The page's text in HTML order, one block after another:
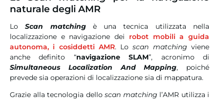
naturale degli AMR
LoScan matchingè una tecnica utilizzata nella
localizzazione e navigazione dei robot mobili a guida
autonoma, i cosiddetti AMR. Loscan matching viene
anche definito “navigazione SLAM”, acronimo di
Simultaneous Localization And Mapping, poiché
prevede sia operazioni di localizzazione sia di mappatura.
Grazie alla tecnologia dello scan matching l’AMR utilizza i